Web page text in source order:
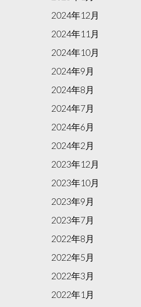
2024年12月
2024年11月
2024年10月
2024年9月
2024年8月
2024年7月
2024年6月
2024年2月
2023年12月
2023年10月
2023年9月
2023年7月
2022年8月
2022年5月
2022年3月
2022年1月